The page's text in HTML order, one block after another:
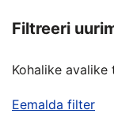
Filtreeri
Kohalike
Eemalda filter